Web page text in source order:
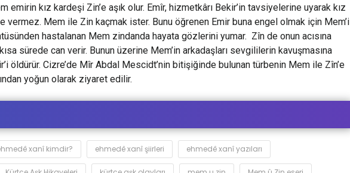
emirin kız kardeşi Zin’e aşık olur. Emîr, hizmetkârı Bekir’in tavsiyelerine uyarak kız
vermez. Mem ile Zin kaçmak ister. Bunu öğrenen Emir buna engel olmak için Mem’i
hastalanan Mem zindanda hayata gözlerini yumar. Zîn de onun acısına
sürede can verir. Bunun üzerine Mem’in arkadaşları sevgililerin kavuşmasına
öldürür. Cizre’de Mîr Abdal Mescidt’nin bitişiğinde bulunan türbenin Mem ile Zîn’e
yoğun olarak ziyaret edilir.
xanî kimdir? ehmedê xanî şiirleri ehmedê xanî yazıları